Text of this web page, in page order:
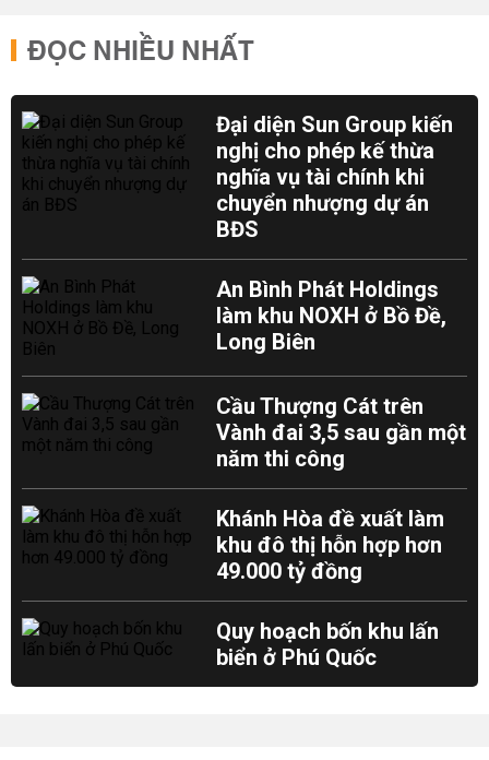
ĐỌC NHIỀU NHẤT
Đại diện Sun Group kiến
nghị cho phép kế thừa
nghĩa vụ tài chính khi
chuyển nhượng dự án
BĐS
An Bình Phát Holdings
làm khu NOXH ở Bồ Đề,
Long Biên
Cầu Thượng Cát trên
Vành đai 3,5 sau gần một
năm thi công
Khánh Hòa đề xuất làm
khu đô thị hỗn hợp hơn
49.000 tỷ đồng
Quy hoạch bốn khu lấn
biển ở Phú Quốc